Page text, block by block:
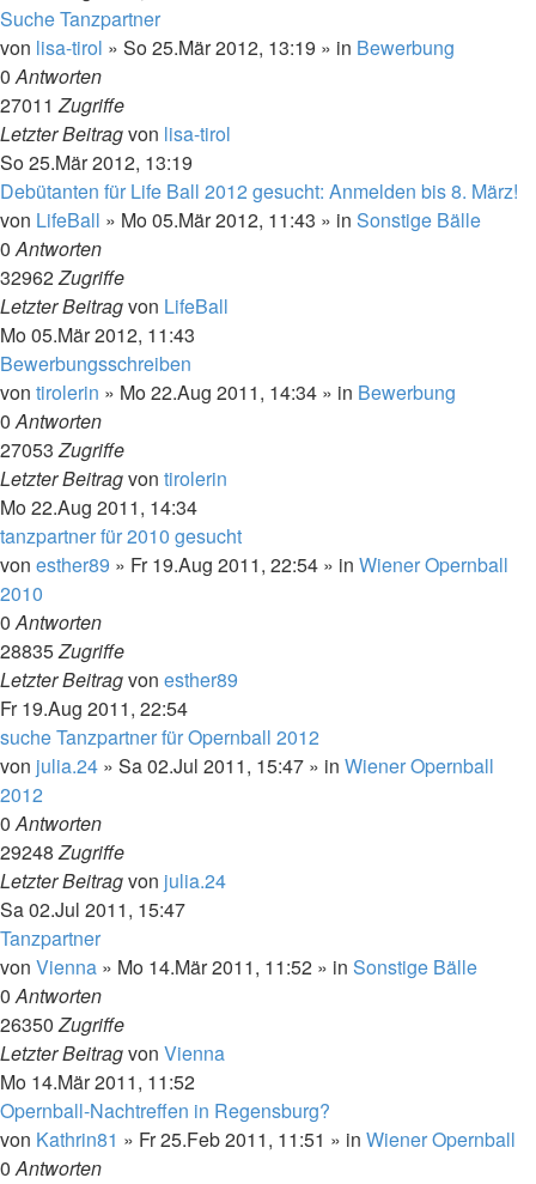
Suche Tanzpartner
von lisa-tirol » So 25.Mär 2012, 13:19 » in Bewerbung
0Antworten
27011Zugriffe
Letzter Beitragvon lisa-tirol
So 25.Mär 2012, 13:19
Debütanten für Life Ball 2012 gesucht: Anmelden bis 8. März!
von LifeBall » Mo 05.Mär 2012, 11:43 » in Sonstige Bälle
0Antworten
32962Zugriffe
Letzter Beitragvon LifeBall
Mo 05.Mär 2012, 11:43
Bewerbungsschreiben
von tirolerin » Mo 22.Aug 2011, 14:34 » in Bewerbung
0Antworten
27053Zugriffe
Letzter Beitragvon tirolerin
Mo 22.Aug 2011, 14:34
tanzpartner für 2010 gesucht
von esther89 » Fr 19.Aug 2011, 22:54 » in Wiener Opernball
2010
0Antworten
28835Zugriffe
Letzter Beitragvon esther89
Fr 19.Aug 2011, 22:54
suche Tanzpartner für Opernball 2012
von julia.24 » Sa 02.Jul 2011, 15:47 » in Wiener Opernball
2012
0Antworten
29248Zugriffe
Letzter Beitragvon julia.24
Sa 02.Jul 2011, 15:47
Tanzpartner
von Vienna » Mo 14.Mär 2011, 11:52 » in Sonstige Bälle
0Antworten
26350Zugriffe
Letzter Beitragvon Vienna
Mo 14.Mär 2011, 11:52
Opernball-Nachtreffen in Regensburg?
von Kathrin81 » Fr 25.Feb 2011, 11:51 » in Wiener Opernball
0Antworten